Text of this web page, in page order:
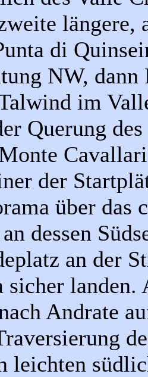
längere,
di
NW, dann
im
Querung
der
über das
dessen
an der
sicher landen.
Andrate
leichten